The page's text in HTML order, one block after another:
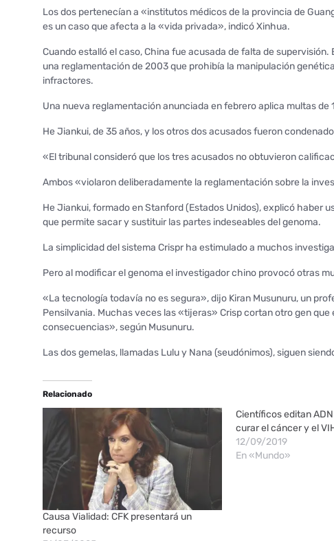
Los dos pertenecían a «institutos médicos de la provincia de
es un caso que afecta a la «vida privada», indicó Xinhua.
Cuando estalló el caso, China fue acusada de falta de
una reglamentación de 2003 que prohibía la manipulación
infractores.
Una nueva reglamentación anunciada en febrero aplica multas
He Jiankui, de 35 años, y los otros dos acusados fueron
«El tribunal consideró que los tres acusados no obtuvieron
Ambos «violaron deliberadamente la reglamentación sobre la
He Jiankui, formado en Stanford (Estados Unidos), explicó haber
que permite sacar y sustituir las partes indeseables del genoma.
La simplicidad del sistema Crispr ha estimulado a muchos
Pero al modificar el genoma el investigador chino provocó otras
«La tecnología todavía no es segura», dijo Kiran Musunuru, un
Pensilvania. Muchas veces las «tijeras» Crisp cortan otro gen
consecuencias», según Musunuru.
Las dos gemelas, llamadas Lulu y Nana (seudónimos), siguen
Relacionado
Causa Vialidad: CFK presentará un
recurso
Científicos editan
curar el cáncer y el
12/09/2019
En «Mundo»